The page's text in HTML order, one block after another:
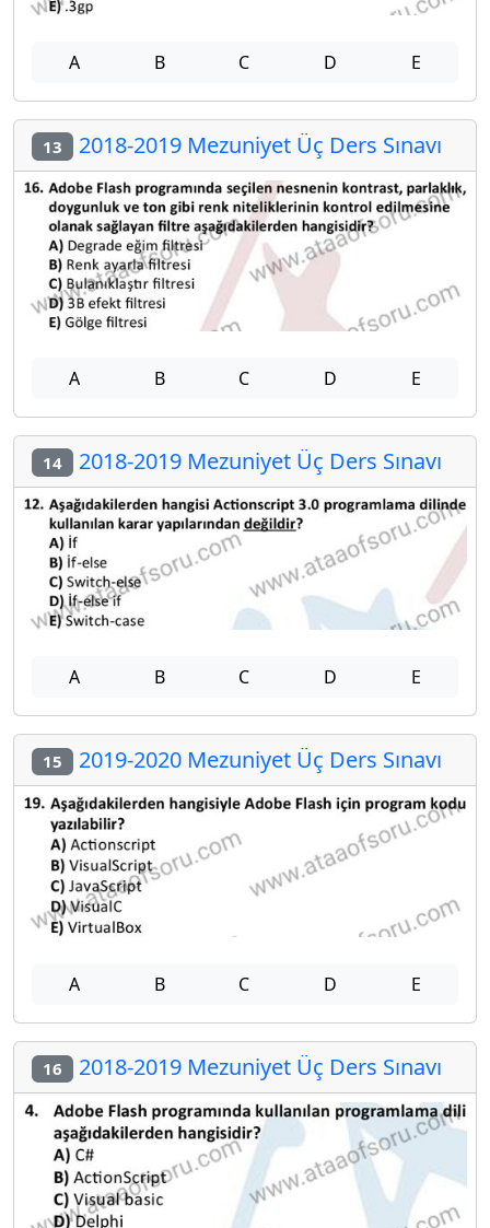
A B C D E
13 2018-2019 Mezuniyet Üç Ders Sınavı
A B C D E
14 2018-2019 Mezuniyet Üç Ders Sınavı
A B C D E
15 2019-2020 Mezuniyet Üç Ders Sınavı
A B C D E
16 2018-2019 Mezuniyet Üç Ders Sınavı